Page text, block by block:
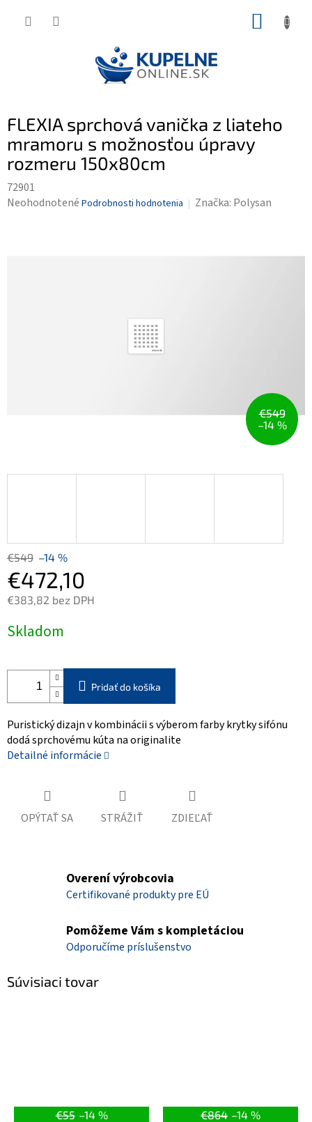
FLEXIA sprchová vanička z liateho
mramoru s možnosťou úpravy
rozmeru 150x80cm
72901
Priemerné
Neohodnotené Podrobnosti hodnotenia Značka: Polysan
€549
–14 %
€549 –14 %
€472,10
€383,82 bez DPH
cena:
Skladom
Pridať do košíka
Puristický dizajn v kombinácii s výberom farby krytky sifónu
dodá sprchovému kúta na originalite
Detailné informácie
OPÝTAŤ SA STRÁŽIŤ ZDIEĽAŤ
Overení výrobcovia
Certifikované produkty pre EÚ
Pomôžeme Vám s kompletáciou
Odporučíme príslušenstvo
Súvisiaci tovar
€55 –14 %
€864 –14 %